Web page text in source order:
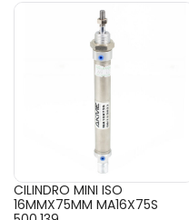
CILINDRO MINI ISO
16MMX75MM MA16X75S